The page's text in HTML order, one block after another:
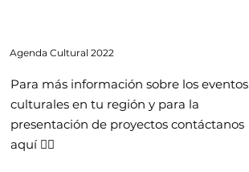
Agenda Cultural 2022
Para más información sobre los eventos
culturales en tu región y para la
presentación de proyectos contáctanos
aquí 👇🏻